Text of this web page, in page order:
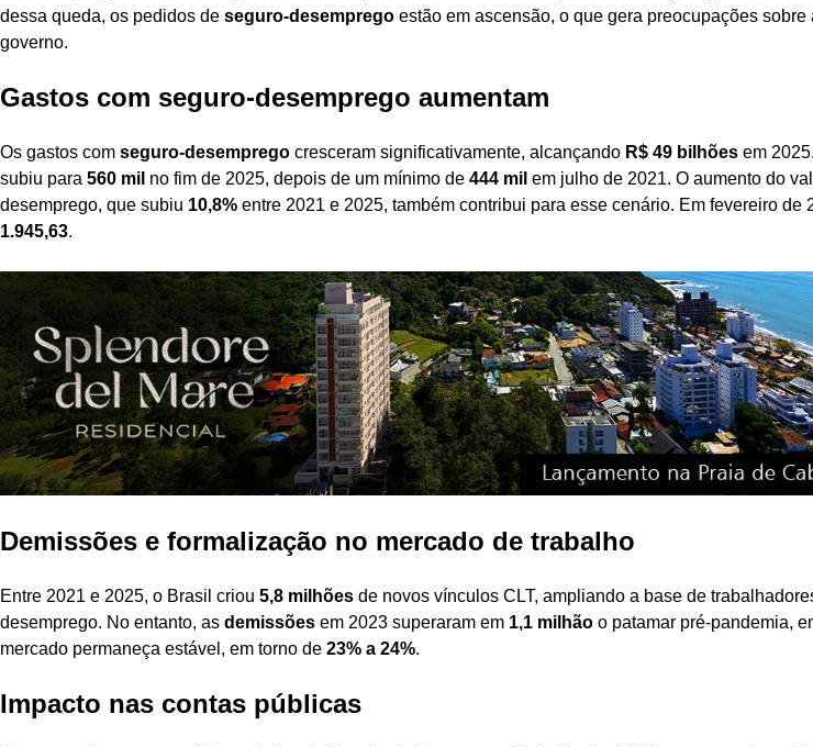
dessa queda, os pedidos de seguro-desemprego estão em ascensão, o que gera preocupações sobre
governo.
Gastos com seguro-desemprego aumentam
Os gastos com seguro-desemprego cresceram significativamente, alcançando R$ 49 bilhões em
subiu para 560 mil no fim de 2025, depois de um mínimo de 444 mil em julho de 2021. O aumento do
desemprego, que subiu 10,8% entre 2021 e 2025, também contribui para esse cenário. Em fevereiro de
1.945,63.
Demissões e formalização no mercado de trabalho
Entre 2021 e 2025, o Brasil criou 5,8 milhões de novos vínculos CLT, ampliando a base de
desemprego. No entanto, as demissões em 2023 superaram em 1,1 milhão o patamar pré-pandemia,
mercado permaneça estável, em torno de 23% a 24%.
Impacto nas contas públicas